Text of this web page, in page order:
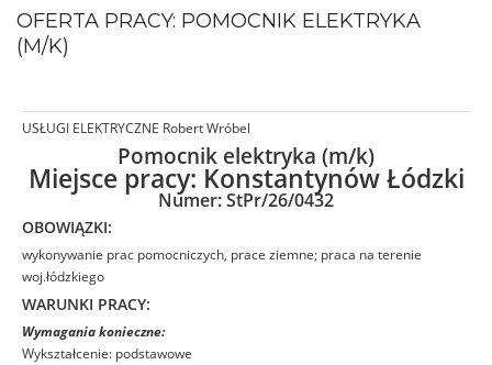
OFERTA PRACY: POMOCNIK ELEKTRYKA
(M/K)
USŁUGI ELEKTRYCZNE Robert Wróbel
Pomocnik elektryka (m/k)
Miejsce pracy: Konstantynów Łódzki
Numer: StPr/26/0432
OBOWIĄZKI:
wykonywanie prac pomocniczych, prace ziemne; praca na terenie
woj.łódzkiego
WARUNKI PRACY:
Wymagania konieczne:
Wykształcenie: podstawowe